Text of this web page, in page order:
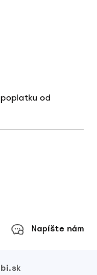
od
Napíšte nám